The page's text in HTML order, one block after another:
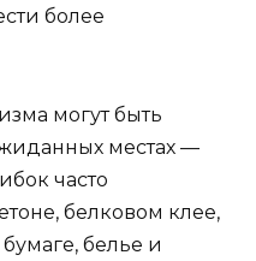
более
могут быть
местах —
часто
белковом клее,
белье и